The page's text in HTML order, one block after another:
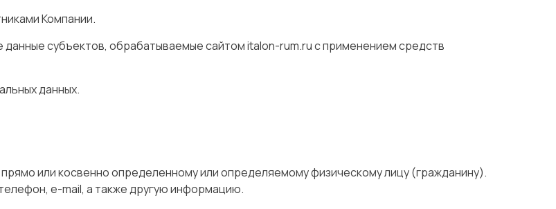
Компании.
субъектов, обрабатываемые сайтом italon-rum.ru с применением средств
данных.
или косвенно определенному или определяемому физическому лицу (гражданину).
e-mail, а также другую информацию.